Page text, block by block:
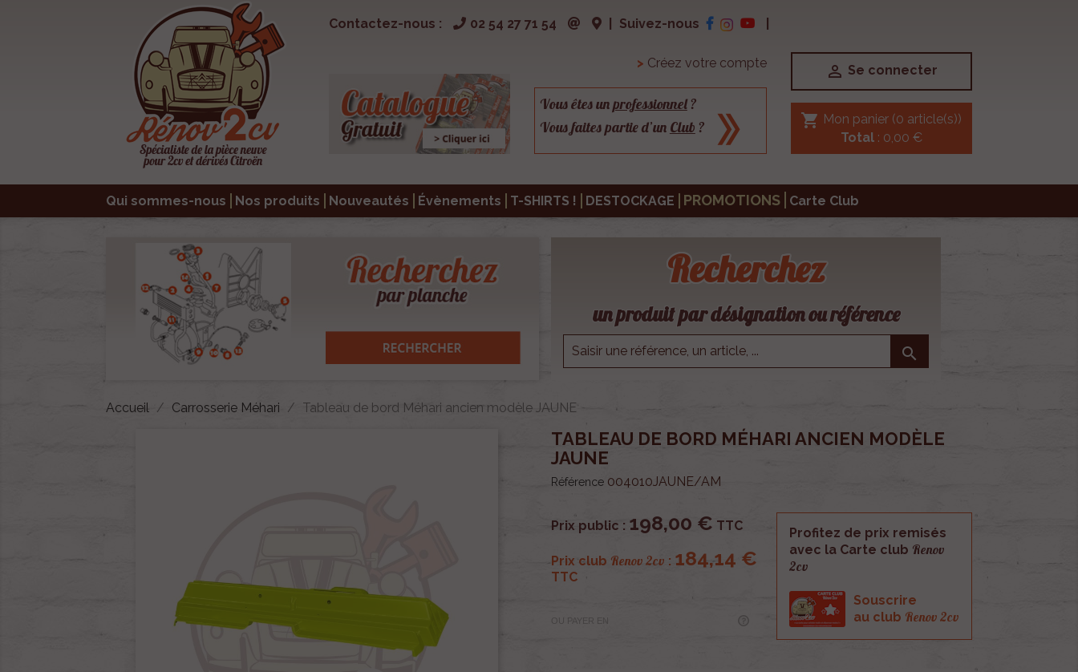
Contactez-nous : 02 54 27 71 54 Suivez-nous
> Créez votre compte
Vous êtes unprofessionnel?
Vous faites partie d’un Club ?
 Se connecter
shopping_cart Mon panier (0 article(s))
Total: 0,00 €
Qui sommes-nous Nos produits Nouveautés Évènements T-SHIRTS ! DESTOCKAGE PROMOTIONS Carte Club
Recherchez
un produit par désignation ou référence

Accueil Carrosserie Méhari Tableau de bord Méhari ancien modèle JAUNE
TABLEAU DE BORD MÉHARI ANCIEN MODÈLE
JAUNE
Référence 004010JAUNE/AM
Prix public : 198,00 € TTC
Prix club Renov 2cv : 184,14 €
TTC
OU PAYER EN
Profitez de prix remisés
avec la Carte club Renov
2cv
Souscrire
au club Renov 2cv